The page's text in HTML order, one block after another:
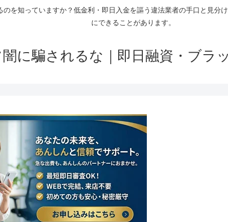
を知っていますか？低金利・即日入金を謳う違法業者の手口と見分
にできることがあります。
に騙されるな｜即日融資・ブラ